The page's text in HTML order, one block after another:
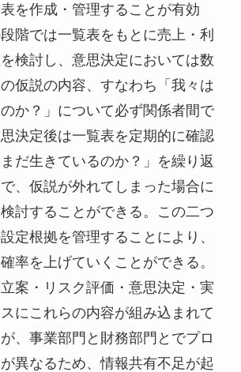
を作成・管理することが有効
階では一覧表をもとに売上・利
検討し、意思決定においては数
仮説の内容、すなわち「我々は
か？」について必ず関係者間で
決定後は一覧表を定期的に確認
だ生きているのか？」を繰り返
、仮説が外れてしまった場合に
討することができる。この二つ
定根拠を管理することにより、
率を上げていくことができる。
案・リスク評価・意思決定・実
にこれらの内容が組み込まれて
、事業部門と財務部門とでプロ
異なるため、情報共有不足が起